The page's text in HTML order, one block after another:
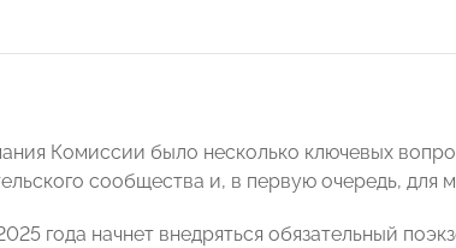
Комиссии было несколько ключевых
сообщества и, в первую очередь, для
года начнет внедряться обязательный